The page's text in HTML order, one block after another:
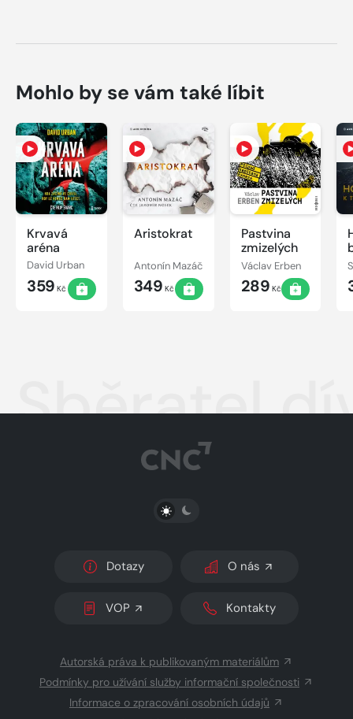
Mohlo by se vám také líbit
Krvavá
aréna
David Urban
359 Kč
Aristokrat
Antonín Mazáč
349 Kč
Pastvina
zmizelých
Václav Erben
289 Kč
Sběratel
PŘEPNOUT SVĚTLÝ/TMAVÝ REŽIM
Dotazy O nás
VOP Kontakty
Autorská práva k publikovaným materiálům
Podmínky pro užívání služby informační společnosti
Informace o zpracování osobních údajů